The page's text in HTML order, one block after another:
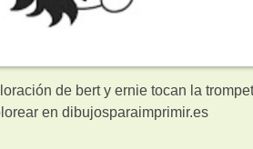
de bert y ernie tocan la
en dibujosparaimprimir.es